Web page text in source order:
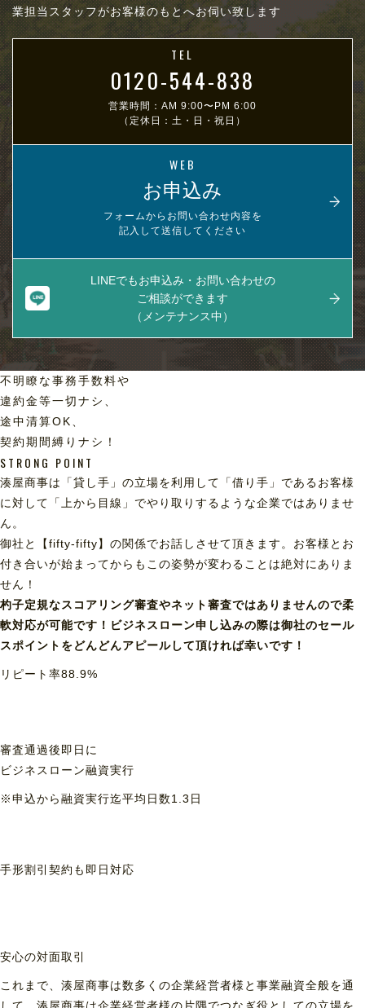
業担当スタッフがお客様のもとへお伺い致します
TEL
0120-544-838
営業時間：AM 9:00〜PM 6:00
（定休日：土・日・祝日）
WEB
お申込み
フォームからお問い合わせ内容を
記入して送信してください
LINEでもお申込み・お問い合わせの
ご相談ができます
（メンテナンス中）
不明瞭な事務手数料や
違約金等一切ナシ、
途中清算OK、
契約期間縛りナシ！
STRONG POINT
湊屋商事は「貸し手」の立場を利用して「借り手」であるお客様
に対して「上から目線」でやり取りするような企業ではありませ
ん。
御社と【fifty-fifty】の関係でお話しさせて頂きます。お客様とお
付き合いが始まってからもこの姿勢が変わることは絶対にありま
せん！
杓子定規なスコアリング審査やネット審査ではありませんので柔
軟対応が可能です！ビジネスローン申し込みの際は御社のセール
スポイントをどんどんアピールして頂ければ幸いです！
リピート率88.9%
審査通過後即日に
ビジネスローン融資実行
※申込から融資実行迄平均日数1.3日
手形割引契約も 即日対応
安心の対面取引
これまで、湊屋商事は数多くの企業経営者様と事業融資全般を通